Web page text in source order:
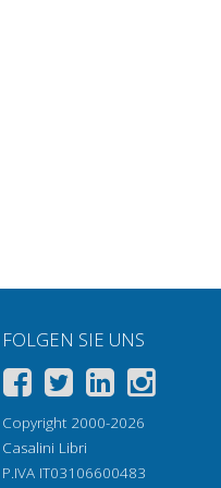
FOLGEN SIE UNS
Copyright 2000-2026
Casalini Libri
P.IVA IT03106600483